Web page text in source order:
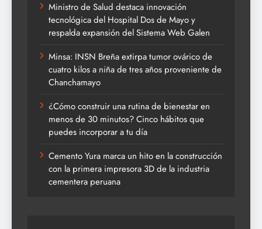
Ministro de Salud destaca innovación
tecnológica del Hospital Dos de Mayo y
respalda expansión del Sistema Web Galen
Minsa: INSN Breña extirpa tumor ovárico de
cuatro kilos a niña de tres años proveniente de
Chanchamayo
¿Cómo construir una rutina de bienestar en
menos de 30 minutos? Cinco hábitos que
puedes incorporar a tu día
Cemento Yura marca un hito en la construcción
con la primera impresora 3D de la industria
cementera peruana